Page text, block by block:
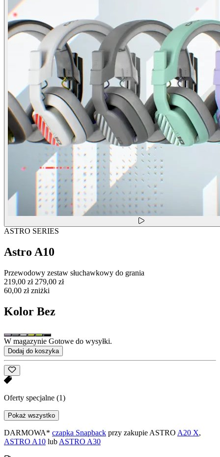
ASTRO SERIES
Astro A10
Przewodowy zestaw słuchawkowy do grania
219,00 zł 279,00 zł
60,00 zł zniżki
Kolor Bez
W magazynie Gotowe do wysyłki.
Dodaj do koszyka
Oferty specjalne (1)
Pokaż wszystko
DARMOWA* czapka Snapback przy zakupie ASTRO A20 X,
ASTRO A10 lub ASTRO A30